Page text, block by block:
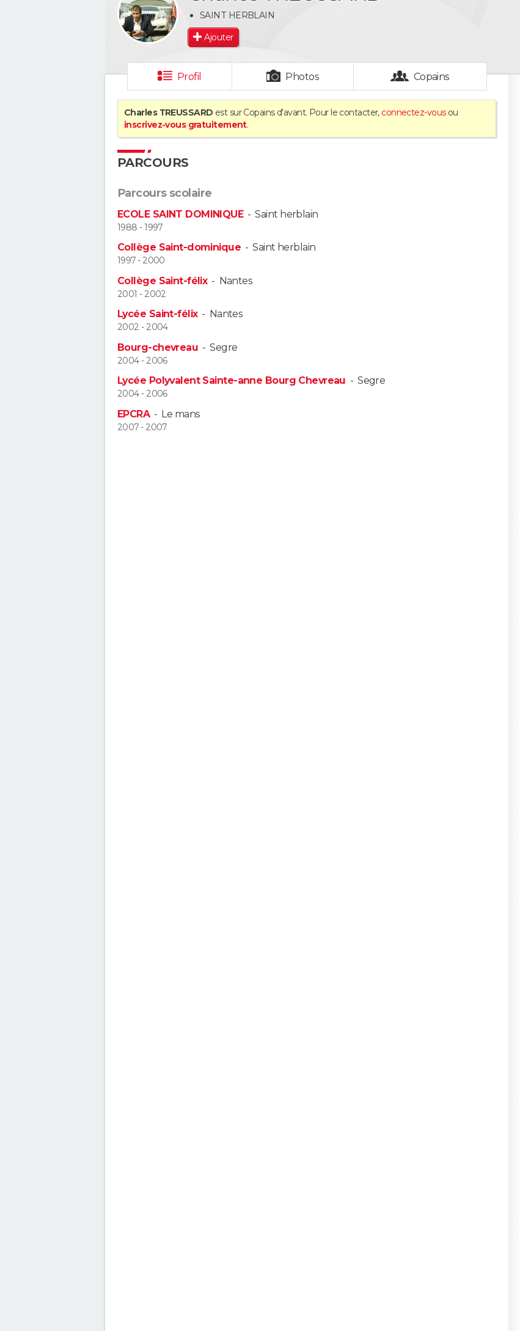
SAINT HERBLAIN
Ajouter
Profil Photos Copains
Charles TREUSSARD est sur Copains d'avant. Pour le contacter, connectez-vousou
inscrivez-vous gratuitement.
PARCOURS
Parcours scolaire
ECOLE SAINT DOMINIQUE-Saint herblain
1988 - 1997
Collège Saint-dominique -Saint herblain
1997 - 2000
Collège Saint-félix- Nantes
2001 - 2002
Lycée Saint-félix- Nantes
2002 - 2004
Bourg-chevreau -Segre
2004 - 2006
Lycée Polyvalent Sainte-anne Bourg Chevreau -Segre
2004 - 2006
EPCRA- Le mans
2007 - 2007